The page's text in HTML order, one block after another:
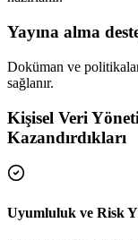
Yayına alma
Doküman ve
sağlanır.
Kişisel Veri
Kazandırdıkları
Uyumluluk ve Risk